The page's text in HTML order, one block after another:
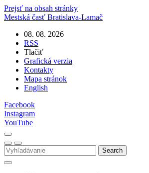
Prejsť na obsah stránky
Mestská časť Bratislava-Lamač
08. 08. 2026
RSS
Tlačiť
Grafická verzia
Kontakty
Mapa stránok
English
Facebook
Instagram
YouTube